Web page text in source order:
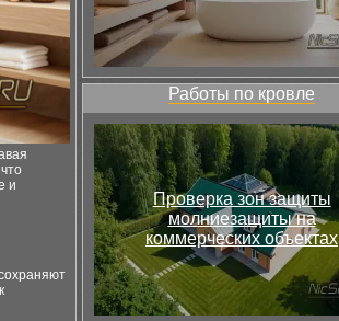
и
Работы по кровле
Проверка зон защиты
молниезащиты на
коммерческих объектах